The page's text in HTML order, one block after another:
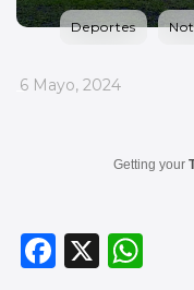
Deportes
_
6 Mayo, 2024
Getting your
F
X